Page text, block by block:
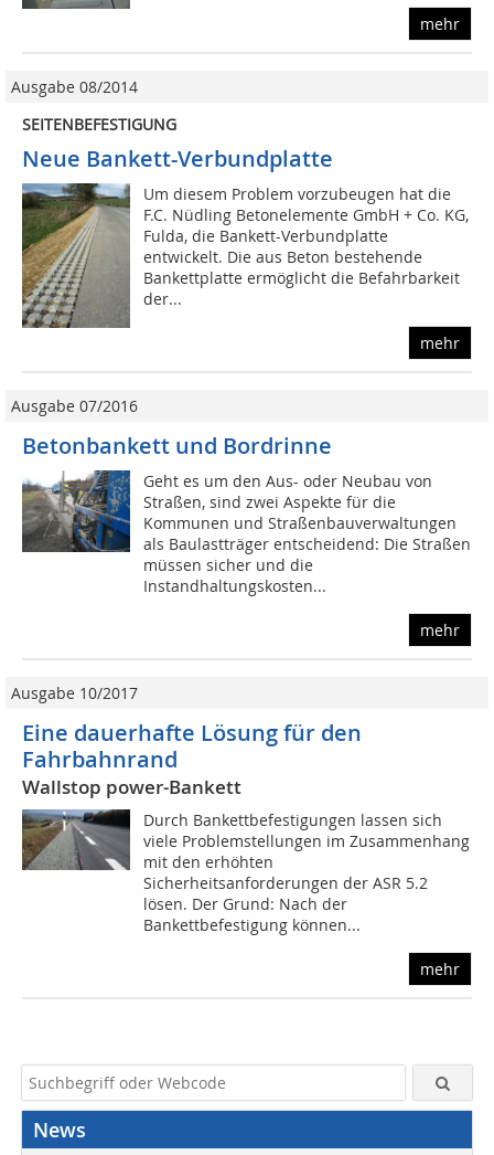
mehr
Ausgabe 08/2014
SEITENBEFESTIGUNG
Neue Bankett-Verbundplatte
Um diesem Problem vorzubeugen hat die
F.C. Nüdling Betonelemente GmbH + Co. KG,
Fulda, die Bankett-Verbundplatte
entwickelt. Die aus Beton bestehende
Bankettplatte ermöglicht die Befahrbarkeit
der...
mehr
Ausgabe 07/2016
Betonbankett und Bordrinne
Geht es um den Aus- oder Neubau von
Straßen, sind zwei Aspekte für die
Kommunen und Straßenbauverwaltungen
als Baulastträger entscheidend: Die Straßen
müssen sicher und die
Instandhaltungskosten...
mehr
Ausgabe 10/2017
Eine dauerhafte Lösung für den
Fahrbahnrand
Wallstop power-Bankett
Durch Bankettbefestigungen lassen sich
viele Pro­blemstellungen im Zusammenhang
mit den erhöhten
Sicherheitsanforderungen der ASR 5.2
lösen. Der Grund: Nach der
Bankettbefestigung können...
mehr
News